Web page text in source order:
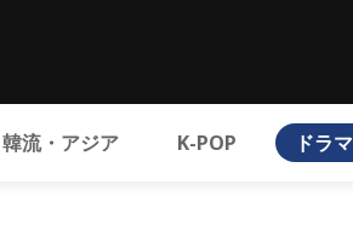
韓流・アジア K-POP ドラマ